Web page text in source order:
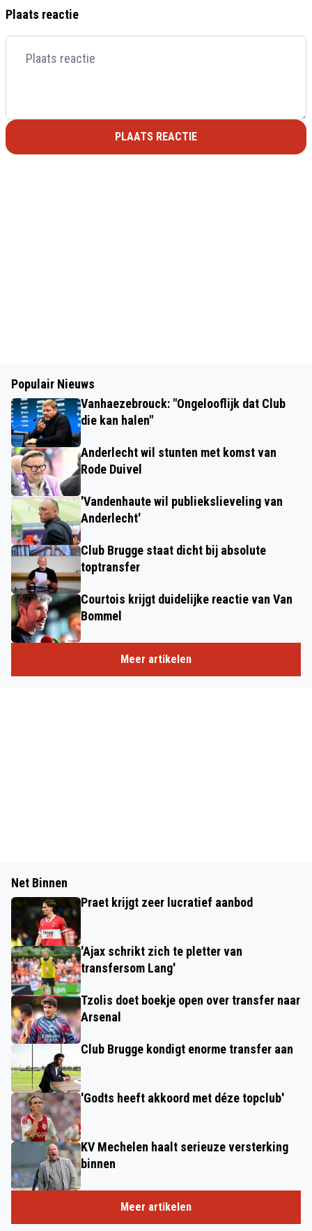
Plaats reactie
PLAATS REACTIE
Populair Nieuws
Vanhaezebrouck: "Ongelooflijk dat Club
die kan halen"
Anderlecht wil stunten met komst van
Rode Duivel
'Vandenhaute wil publiekslieveling van
Anderlecht'
Club Brugge staat dicht bij absolute
toptransfer
Courtois krijgt duidelijke reactie van Van
Bommel
Meer artikelen
Net Binnen
Praet krijgt zeer lucratief aanbod
'Ajax schrikt zich te pletter van
transfersom Lang'
Tzolis doet boekje open over transfer naar
Arsenal
Club Brugge kondigt enorme transfer aan
'Godts heeft akkoord met déze topclub'
KV Mechelen haalt serieuze versterking
binnen
Meer artikelen